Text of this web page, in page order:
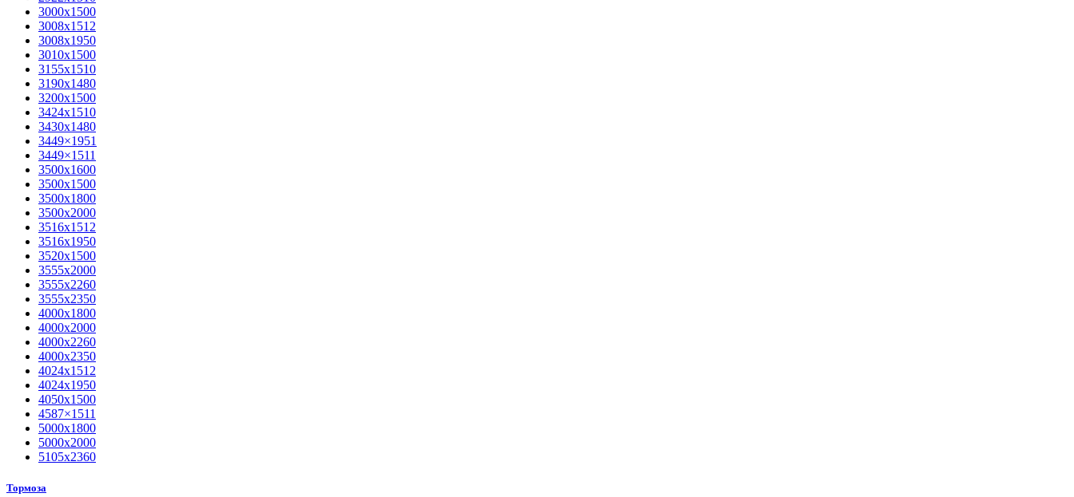
3000х1500
3008х1512
3008х1950
3010х1500
3155х1510
3190х1480
3200х1500
3424х1510
3430х1480
3449×1951
3449×1511
3500x1600
3500х1500
3500х1800
3500х2000
3516х1512
3516х1950
3520х1500
3555х2000
3555х2260
3555х2350
4000х1800
4000х2000
4000х2260
4000х2350
4024х1512
4024х1950
4050х1500
4587×1511
5000х1800
5000х2000
5105х2360
Тормоза